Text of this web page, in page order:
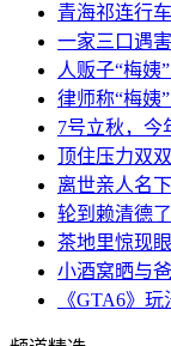
青海祁连行
一家三口遇
人贩子“梅姨
律师称“梅姨
7号立秋，今
顶住压力双
离世亲人名
轮到赖清德
茶地里惊现
小酒窝晒与
《GTA6》